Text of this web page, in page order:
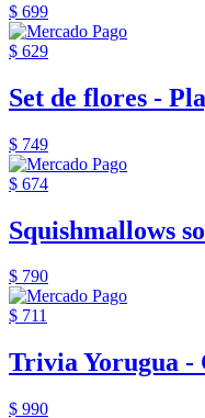
$ 699
$ 629
Set de flores -
$ 749
$ 674
Squishmallows
$ 790
$ 711
Trivia Yorugua -
$ 990